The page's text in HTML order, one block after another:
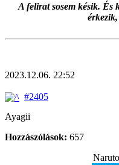
A felirat sosem késik. És
2023.12.06. 22:52
#2405
Ayagii
Hozzászólások: 657